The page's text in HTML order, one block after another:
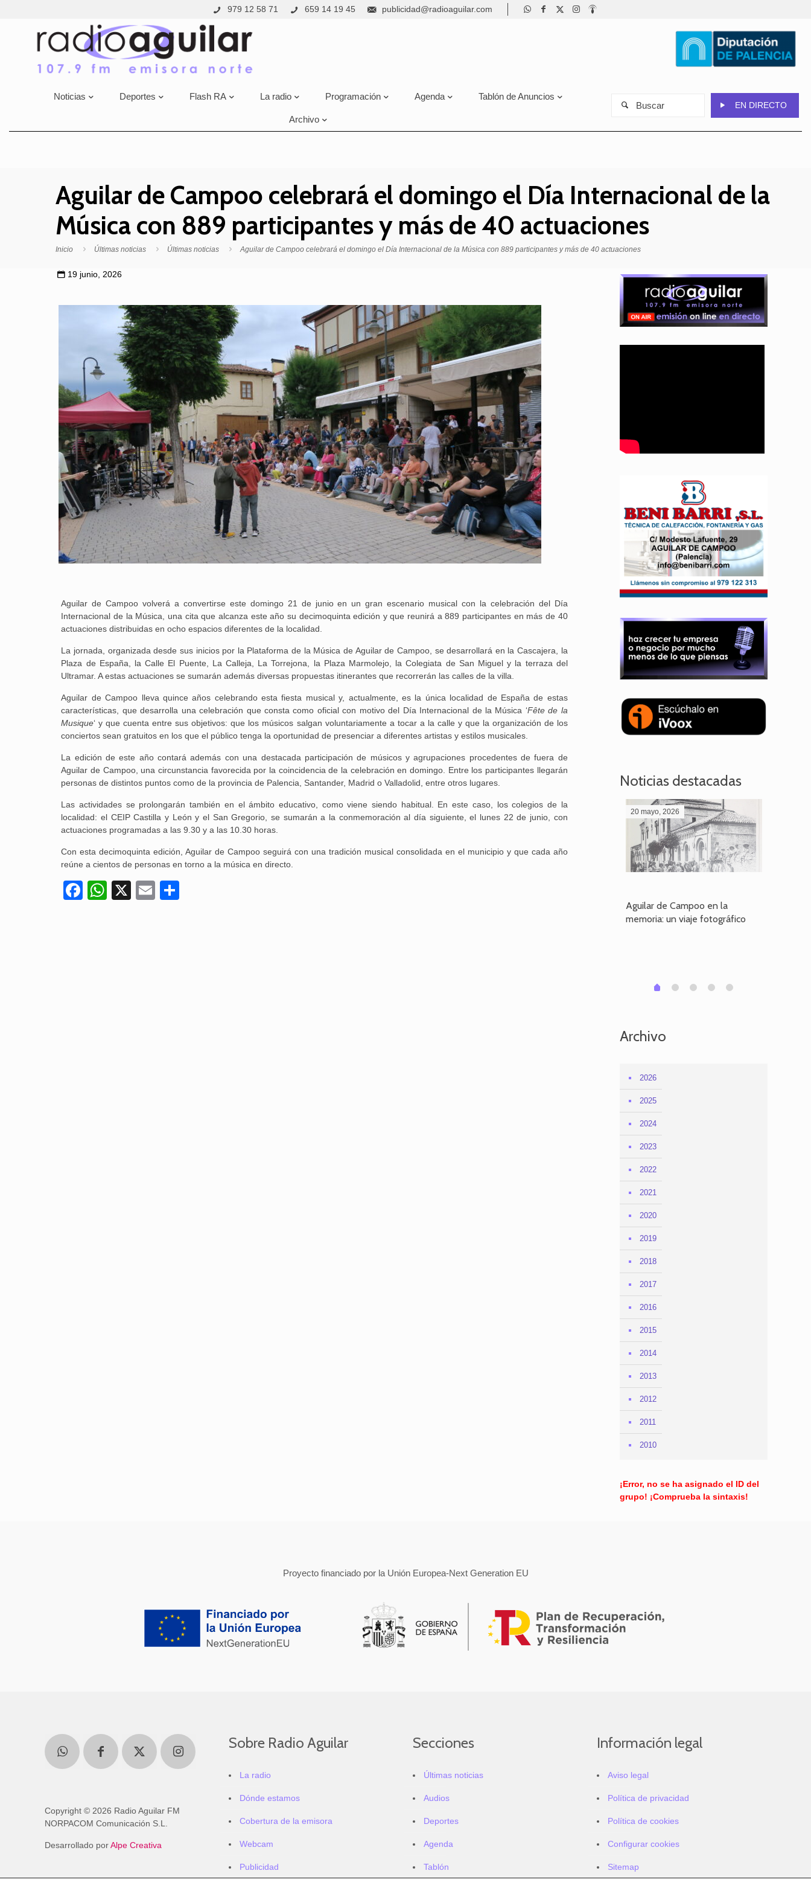
979 12 58 71 659 14 19 45 publicidad@radioaguilar.com
Noticias Deportes Flash RA La radio Programación Agenda Tablón de Anuncios
Archivo
EN DIRECTO
Aguilar de Campoo celebrará el domingo el Día Internacional de la
Música con 889 participantes y más de 40 actuaciones
Inicio Últimas noticias Últimas noticias Aguilar de Campoo celebrará el domingo el Día Internacional de la Música con 889 participantes y más de 40 actuaciones
19 junio, 2026
Aguilar de Campoo volverá a convertirse este domingo 21 de junio en un gran escenario musical con la celebración del Día
Internacional de la Música, una cita que alcanza este año su decimoquinta edición y que reunirá a 889 participantes en más de 40
actuaciones distribuidas en ocho espacios diferentes de la localidad.
La jornada, organizada desde sus inicios por la Plataforma de la Música de Aguilar de Campoo, se desarrollará en la Cascajera, la
Plaza de España, la Calle El Puente, La Calleja, La Torrejona, la Plaza Marmolejo, la Colegiata de San Miguel y la terraza del
Ultramar. A estas actuaciones se sumarán además diversas propuestas itinerantes que recorrerán las calles de la villa.
Aguilar de Campoo lleva quince años celebrando esta fiesta musical y, actualmente, es la única localidad de España de estas
características, que desarrolla una celebración que consta como oficial con motivo del Día Internacional de la Música ‘Fête de la
Musique‘ y que cuenta entre sus objetivos: que los músicos salgan voluntariamente a tocar a la calle y que la organización de los
conciertos sean gratuitos en los que el público tenga la oportunidad de presenciar a diferentes artistas y estilos musicales.
La edición de este año contará además con una destacada participación de músicos y agrupaciones procedentes de fuera de
Aguilar de Campoo, una circunstancia favorecida por la coincidencia de la celebración en domingo. Entre los participantes llegarán
personas de distintos puntos como de la provincia de Palencia, Santander, Madrid o Valladolid, entre otros lugares.
Las actividades se prolongarán también en el ámbito educativo, como viene siendo habitual. En este caso, los colegios de la
localidad: el CEIP Castilla y León y el San Gregorio, se sumarán a la conmemoración al día siguiente, el lunes 22 de junio, con
actuaciones programadas a las 9.30 y a las 10.30 horas.
Con esta decimoquinta edición, Aguilar de Campoo seguirá con una tradición musical consolidada en el municipio y que cada año
reúne a cientos de personas en torno a la música en directo.
Facebook
WhatsApp
X Email
Noticias destacadas
25 febrero, 2026 20 mayo, 2026
Aguilar de Campoo en la
memoria: un viaje fotográfico
0 1 2 3 4
Archivo
2026
2025
2024
2023
2022
2021
2020
2019
2018
2017
2016
2015
2014
2013
2012
2011
2010
¡Error, no se ha asignado el ID del
grupo! ¡Comprueba la sintaxis!
Proyecto financiado por la Unión Europea-Next Generation EU
Copyright © 2026 Radio Aguilar FM
NORPACOM Comunicación S.L.
Desarrollado porAlpe Creativa
Sobre Radio Aguilar
La radio
Dónde estamos
Cobertura de la emisora
Webcam
Publicidad
Secciones
Últimas noticias
Audios
Deportes
Agenda
Tablón
Información legal
Aviso legal
Política de privacidad
Política de cookies
Configurar cookies
Sitemap